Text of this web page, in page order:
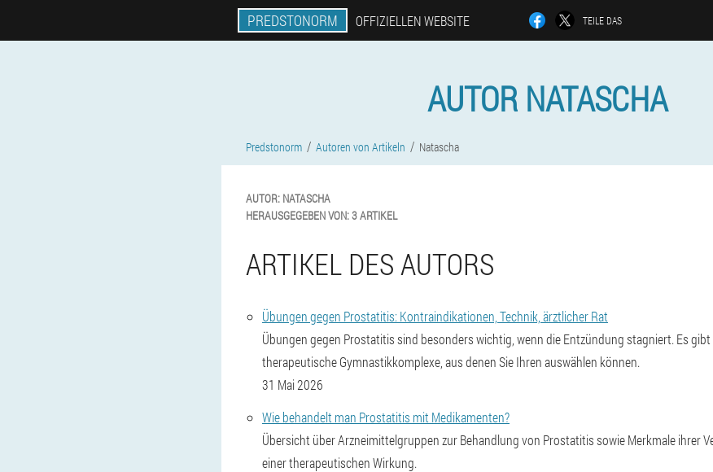
PREDSTONORM OFFIZIELLEN WEBSITE TEILE DAS
AUTOR NATASCHA
Predstonorm Autoren von Artikeln Natascha
AUTOR: NATASCHA
HERAUSGEGEBEN VON:3 ARTIKEL
ARTIKEL DES AUTORS
Übungen gegen Prostatitis: Kontraindikationen, Technik, ärztlicher Rat
Übungen gegen Prostatitis sind besonders wichtig, wenn die Entzündung stagniert. Es
therapeutische Gymnastikkomplexe, aus denen Sie Ihren auswählen können.
31 Mai 2026
Wie behandelt man Prostatitis mit Medikamenten?
Übersicht über Arzneimittelgruppen zur Behandlung von Prostatitis sowie Merkmale ihrer
einer therapeutischen Wirkung.